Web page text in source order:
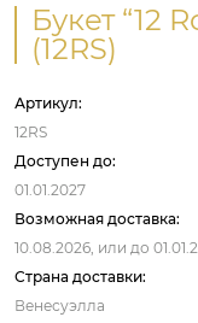
Букет “12
(12RS)
Артикул:
12RS
Доступен до:
01.01.2027
Возможная доставка:
10.08.2026, или до
Страна доставки:
Венесуэлла